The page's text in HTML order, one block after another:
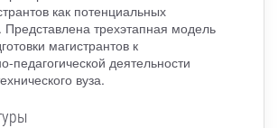
как потенциальных
Представлена трехэтапная модель
магистрантов к
педагогической деятельности
вуза.